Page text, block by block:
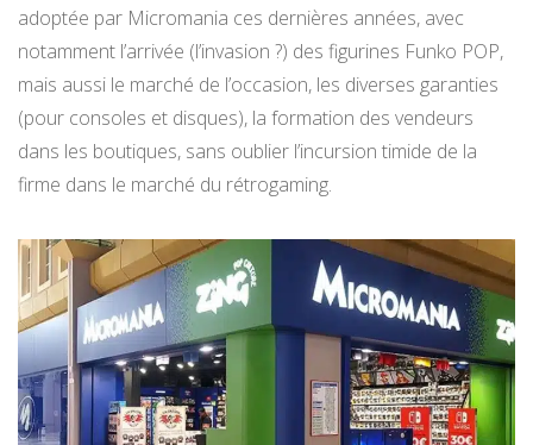
adoptée par Micromania ces dernières années, avec
notamment l’arrivée (l’invasion ?) des figurines Funko POP,
mais aussi le marché de l’occasion, les diverses garanties
(pour consoles et disques), la formation des vendeurs
dans les boutiques, sans oublier l’incursion timide de la
firme dans le marché du rétrogaming.